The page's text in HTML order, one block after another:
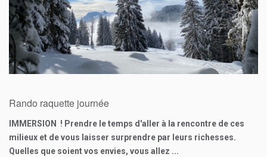
0€
Rando raquette journée
IMMERSION ! Prendre le temps d'aller à la rencontre de ces
milieux et de vous laisser surprendre par leurs richesses.
Quelles que soient vos envies, vous allez ...